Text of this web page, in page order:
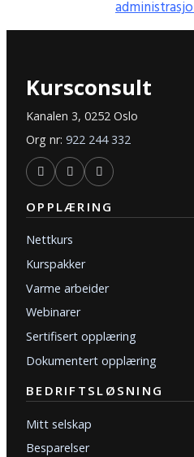
Kursconsult
Kanalen 3, 0252 Oslo
Org nr: 922 244 332
OPPLÆRING
Nettkurs
Kurspakker
Varme arbeider
Webinarer
Sertifisert opplæring
Dokumentert opplæring
BEDRIFTSLØSNING
Mitt selskap
Besparelser